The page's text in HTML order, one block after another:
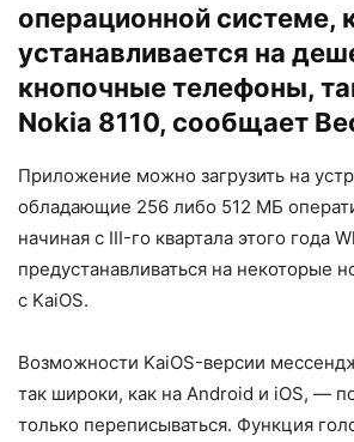
операционной системе,
устанавливается на
кнопочные телефоны,
Nokia 8110, сообщает
Приложение можно загрузить на
обладающие 256 либо 512 МБ
начиная с III-го квартала этого года
предустанавливаться на некоторые
с KaiOS.
Возможности KaiOS-версии
так широки, как на Android и iOS, —
только переписываться. Функция